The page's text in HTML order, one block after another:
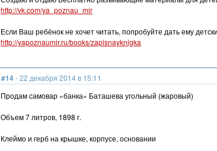
http://vk.com/ya_poznau_mir
Если Ваш ребёнок не хочет читать, попробуйте дать ему
http://yapoznaumir.ru/books/zapisnayknigka
#14- 22 декабря 2014 в 15:11
Продам самовар «банка» Баташева угольный (жаровый)
Объем 7 литров, 1898 г.
Клеймо и герб на крышке, корпусе, основании